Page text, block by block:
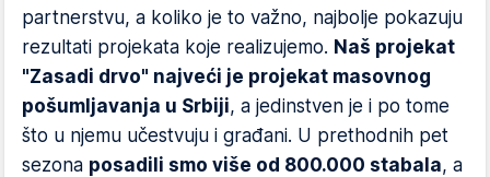
partnerstvu, a koliko je to važno, najbolje pokazuju
rezultati projekata koje realizujemo. Naš projekat
"Zasadi drvo" najveći je projekat masovnog
pošumljavanja u Srbiji, a jedinstven je i po tome
što u njemu učestvuju i građani. U prethodnih pet
sezona posadili smo više od 800.000 stabala, a